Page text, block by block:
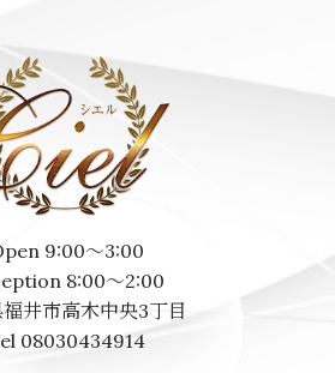
9:00～3:00
8:00～2:00
井市高木中央3丁目
08030434914